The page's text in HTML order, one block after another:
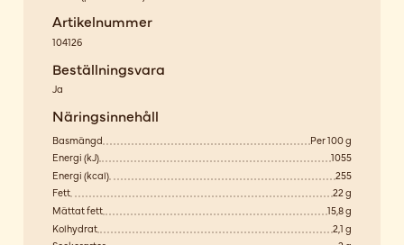
Artikelnummer
104126
Beställningsvara
Ja
Näringsinnehåll
Basmängd
Per 100 g
Energi (kJ)
1055
Energi (kcal)
255
Fett
22 g
Mättat fett
15,8 g
Kolhydrat
2,1 g